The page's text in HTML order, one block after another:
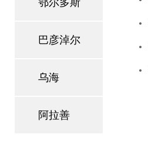
鄂尔多斯
巴彦淖尔
乌海
阿拉善